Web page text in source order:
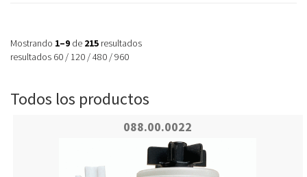
Mostrando 1–9 de 215 resultados
resultados 60 / 120 /480 /960
Todos los productos
088.00.0022